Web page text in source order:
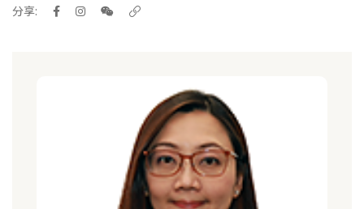
分享: